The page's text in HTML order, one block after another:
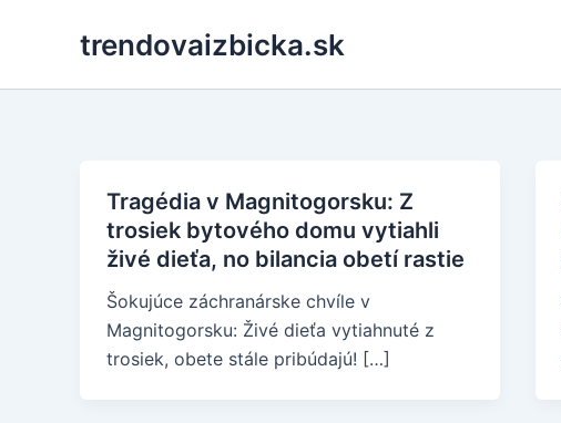
trendovaizbicka.sk
Tragédia v Magnitogorsku: Z
trosiek bytového domu vytiahli
živé dieťa, no bilancia obetí rastie
Šokujúce záchranárske chvíle v
Magnitogorsku: Živé dieťa vytiahnuté z
trosiek, obete stále pribúdajú! […]